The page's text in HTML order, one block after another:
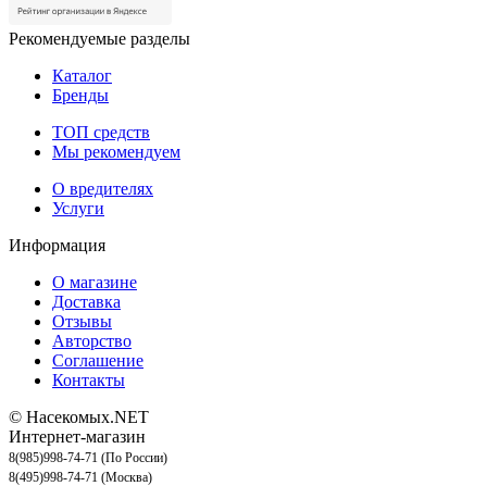
Рекомендуемые разделы
Каталог
Бренды
ТОП средств
Мы рекомендуем
О вредителях
Услуги
Информация
О магазине
Доставка
Отзывы
Авторство
Соглашение
Контакты
© Насекомых.NET
Интернет-магазин
8(985)998-74-71 (По России)
8(495)998-74-71 (Москва)